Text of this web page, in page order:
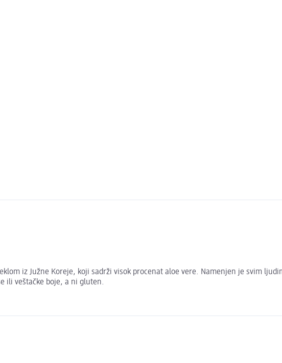
iz Južne Koreje, koji sadrži visok procenat aloe vere. Namenjen je svim
ili veštačke boje, a ni gluten.